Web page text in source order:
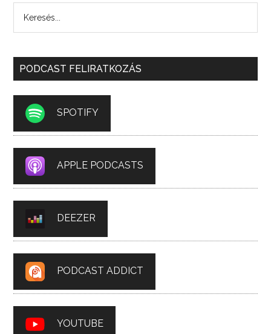
PODCAST FELIRATKOZÁS
SPOTIFY
APPLE PODCASTS
DEEZER
PODCAST ADDICT
YOUTUBE